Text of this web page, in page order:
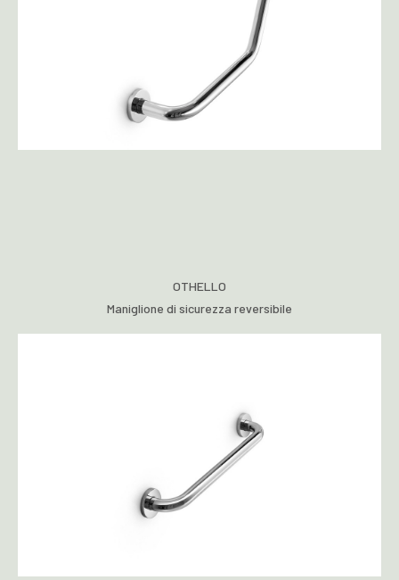
OTHELLO
Maniglione di sicurezza reversibile